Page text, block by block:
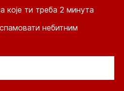
које ти треба 2 минута
небитним